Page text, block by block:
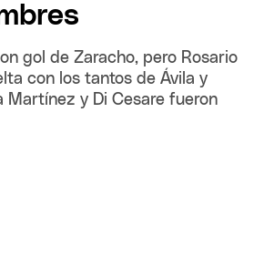
gol de Zaracho, pero Rosario
con los tantos de Ávila y
Martínez y Di Cesare fueron